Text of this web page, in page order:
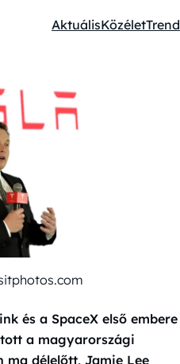
Kategóriák:
AktuálisKözéletTrend
és a SpaceX első embere
a magyarországi
ma délelőtt, Jamie Lee